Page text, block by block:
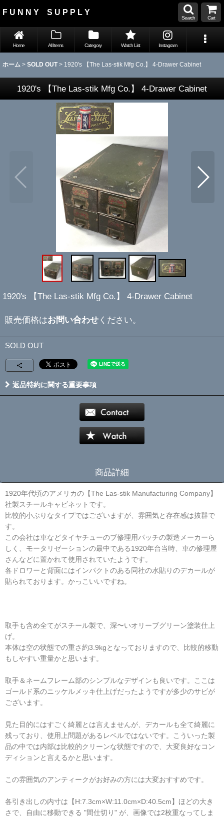
F U N N Y S U P P L Y
Search Cart
Home All Items Category Watch List Instagram
ホーム > SOLD OUT > 1920's 【The Las-stik Mfg Co.】 4-Drawer Cabinet
1920's 【The Las-stik Mfg Co.】 4-Drawer Cabinet
1920's 【The Las-stik Mfg Co.】 4-Drawer Cabinet
販売価格はお問い合わせ ください。
SOLD OUT
返品特約に関する重要事項
商品詳細
1920年代頃のアメリカの【The Las-stik Manufacturing Company】
社製スチールキャビネットです。
比較的小ぶりなタイプではございますが、雰囲気と存在感は抜群で
す。
この会社は車などタイヤチューのブ修理用パッチの製造メーカーら
しく、モータリゼーションの最中である1920年台当時、車の修理屋
さんなどに置かれて使用されていたようです。
各ドロワーと背面にはインパクトのある同社の水貼りのデカールが
貼られております。かっこいいですね。
取手も含め全てがスチール製で、深〜いオリーブグリーン塗装仕上
げ。
本体は空の状態での重さ約3.9kgとなっておりますので、比較的移動
もしやすい重量かと思います。
取手＆ネームフレーム部のシンプルなデザインも良いです。ここは
ゴールド系のニッケルメッキ仕上げだったようですが多少のサビが
ございます。
見た目的にはすごく綺麗とは言えませんが、デカールも全て綺麗に
残っており、使用上問題があるレベルではないです。こういった製
品の中では内部は比較的クリーンな状態ですので、大変良好なコン
ディションと言えるかと思います。
この雰囲気のアンティークがお好みの方には大変おすすめです。
各引き出しの内寸は【H:7.3cm×W:11.0cm×D:40.5cm】ほどの大き
さで、自由に移動できる "間仕切り" が、画像では2枚重なってしま